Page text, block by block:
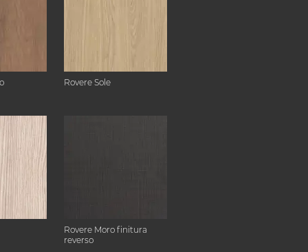
Rovere Sole
Rovere Moro finitura
reverso